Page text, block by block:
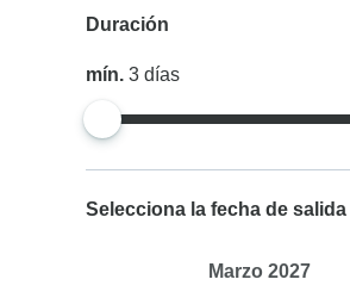
Duración
mín.3días
Selecciona la fecha de salida
Marzo 2027